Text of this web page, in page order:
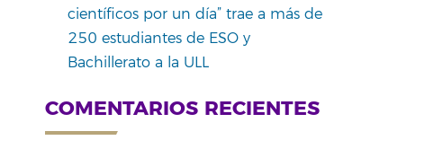
científicos por un día” trae a más de
250 estudiantes de ESO y
Bachillerato a la ULL
COMENTARIOS RECIENTES